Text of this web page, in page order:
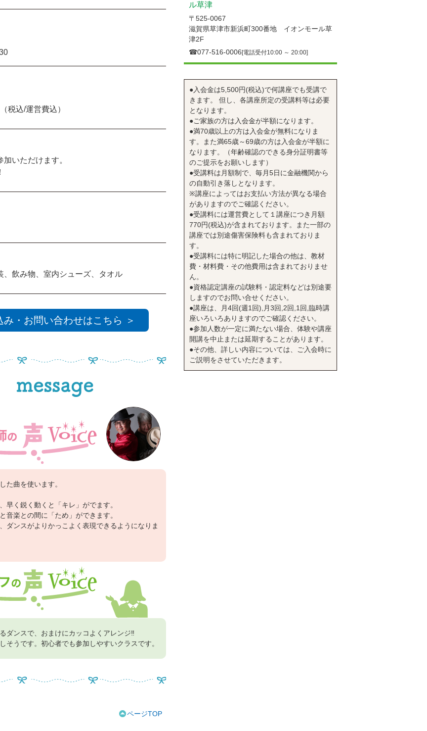
税込/運営費込）
加いただけます。
、飲み物、室内シューズ、タオル
み・お問い合わせはこちら ＞
た曲を使います。
早く鋭く動くと「キレ」がでます。
音楽との間に「ため」ができます。
ダンスがよりかっこよく表現できるようになりま
ダンスで、おまけにカッコよくアレンジ‼
そうです。初心者でも参加しやすいクラスです。
ル草津
〒525-0067
滋賀県草津市新浜町300番地 イオンモール草
津2F
☎︎077-516-0006 [電話受付10:00 ～ 20:00]
●入会金は5,500円(税込)で何講座でも受講で
きます。 但し、各講座所定の受講料等は必要
となります。
●ご家族の方は入会金が半額になります。
●満70歳以上の方は入会金が無料になりま
す。また満65歳～69歳の方は入会金が半額に
なります。（年齢確認のできる身分証明書等
のご提示をお願いします）
●受講料は月額制で、毎月5日に金融機関から
の自動引き落しとなります。
※講座によってはお支払い方法が異なる場合
がありますのでご確認ください。
●受講料には運営費として１講座につき月額
770円(税込)が含まれております。また一部の
講座では別途傷害保険料も含まれておりま
す。
●受講料には特に明記した場合の他は、教材
費・材料費・その他費用は含まれておりませ
ん。
●資格認定講座の試験料・認定料などは別途要
しますのでお問い合せください。
●講座は、月4回(週1回),月3回,2回,1回,臨時講
座いろいろありますのでご確認ください。
●参加人数が一定に満たない場合、体験や講座
開講を中止または延期することがあります。
●その他、詳しい内容については、ご入会時に
ご説明をさせていただきます。
ページTOP